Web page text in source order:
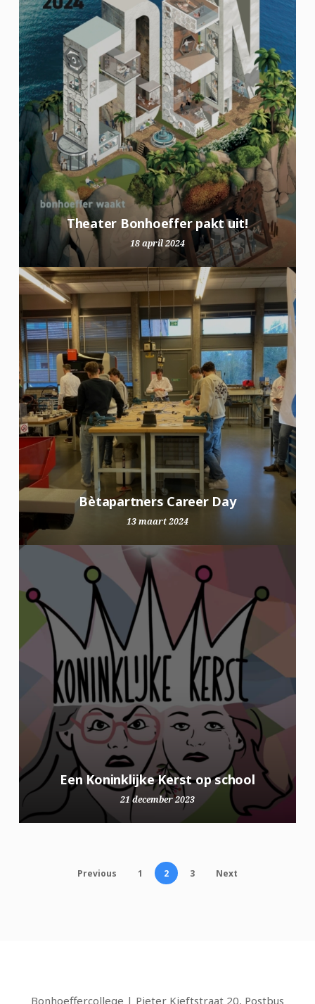
Theater Bonhoeffer pakt uit!
18 april 2024
Bètapartners Career Day
13 maart 2024
Een Koninklijke Kerst op school
21 december 2023
Previous 1 2 3 Next
Bonhoeffercollege | Pieter Kieftstraat 20, Postbus